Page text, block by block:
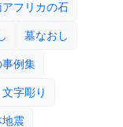
アフリカの石
墓なおし
事例集
文字彫り
地震